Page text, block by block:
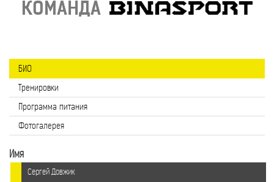
КОМАНДА
БИО
Тренировки
Программа питания
Фотогалерея
Имя
Сергей Довжик